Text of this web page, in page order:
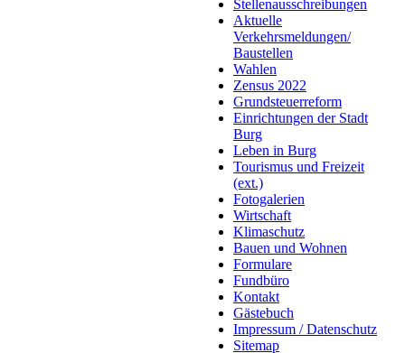
Stellenausschreibungen
Aktuelle
Verkehrsmeldungen/
Baustellen
Wahlen
Zensus 2022
Grundsteuerreform
Einrichtungen der Stadt
Burg
Leben in Burg
Tourismus und Freizeit
(ext.)
Fotogalerien
Wirtschaft
Klimaschutz
Bauen und Wohnen
Formulare
Fundbüro
Kontakt
Gästebuch
Impressum / Datenschutz
Sitemap